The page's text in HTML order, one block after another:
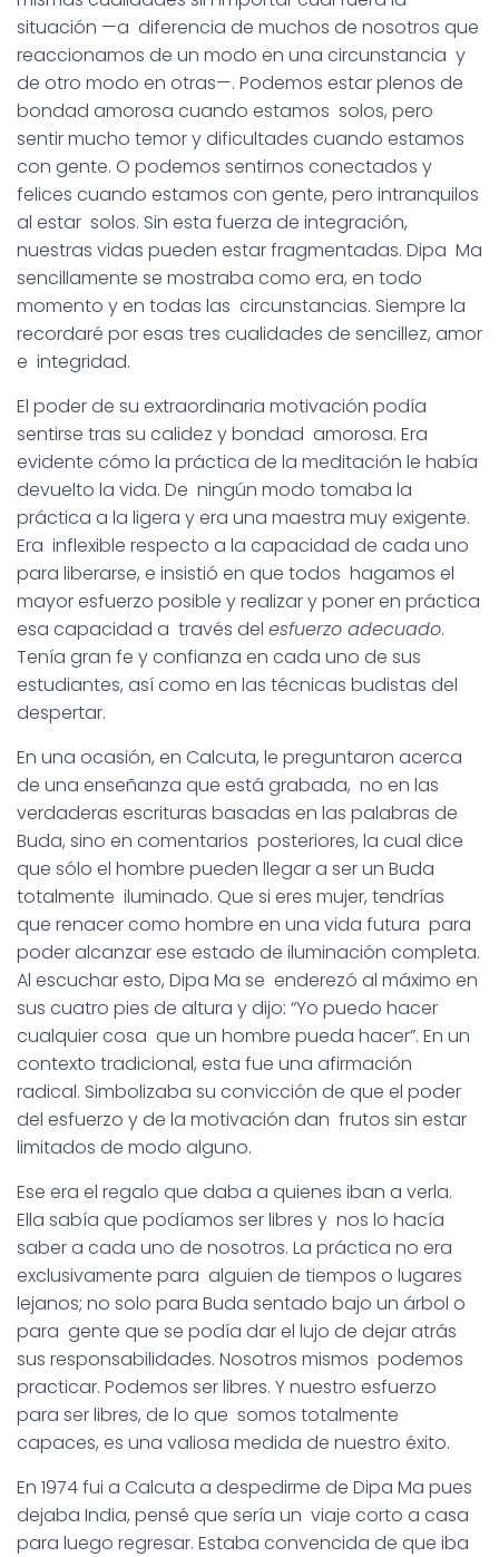
situación —a diferencia de muchos de nosotros que
reaccionamos de un modo en una circunstancia y
de otro modo en otras—. Podemos estar plenos de
bondad amorosa cuando estamos solos, pero
sentir mucho temor y dificultades cuando estamos
con gente. O podemos sentirnos conectados y
felices cuando estamos con gente, pero intranquilos
al estar solos. Sin esta fuerza de integración,
nuestras vidas pueden estar fragmentadas. Dipa Ma
sencillamente se mostraba como era, en todo
momento y en todas las circunstancias. Siempre la
recordaré por esas tres cualidades de sencillez, amor
e integridad.
El poder de su extraordinaria motivación podía
sentirse tras su calidez y bondad amorosa. Era
evidente cómo la práctica de la meditación le había
devuelto la vida. De ningún modo tomaba la
práctica a la ligera y era una maestra muy exigente.
Era inflexible respecto a la capacidad de cada uno
para liberarse, e insistió en que todos hagamos el
mayor esfuerzo posible y realizar y poner en práctica
esa capacidad a través del esfuerzo adecuado.
Tenía gran fe y confianza en cada uno de sus
estudiantes, así como en las técnicas budistas del
despertar.
En una ocasión, en Calcuta, le preguntaron acerca
de una enseñanza que está grabada, no en las
verdaderas escrituras basadas en las palabras de
Buda, sino en comentarios posteriores, la cual dice
que sólo el hombre pueden llegar a ser un Buda
totalmente iluminado. Que si eres mujer, tendrías
que renacer como hombre en una vida futura para
poder alcanzar ese estado de iluminación completa.
Al escuchar esto, Dipa Ma se enderezó al máximo en
sus cuatro pies de altura y dijo: “Yo puedo hacer
cualquier cosa que un hombre pueda hacer”. En un
contexto tradicional, esta fue una afirmación
radical. Simbolizaba su convicción de que el poder
del esfuerzo y de la motivación dan frutos sin estar
limitados de modo alguno.
Ese era el regalo que daba a quienes iban a verla.
Ella sabía que podíamos ser libres y nos lo hacía
saber a cada uno de nosotros. La práctica no era
exclusivamente para alguien de tiempos o lugares
lejanos; no solo para Buda sentado bajo un árbol o
para gente que se podía dar el lujo de dejar atrás
sus responsabilidades. Nosotros mismos podemos
practicar. Podemos ser libres. Y nuestro esfuerzo
para ser libres, de lo que somos totalmente
capaces, es una valiosa medida de nuestro éxito.
En 1974 fui a Calcuta a despedirme de Dipa Ma pues
dejaba India, pensé que sería un viaje corto a casa
para luego regresar. Estaba convencida de que iba